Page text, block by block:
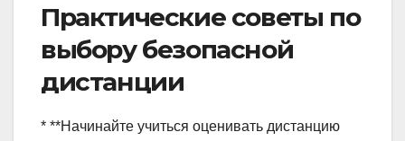
Практические советы по
выбору безопасной
дистанции
* **Начинайте учиться оценивать дистанцию